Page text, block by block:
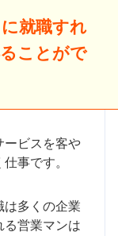
就職すれ
ことがで
ービスを客や
事です。
は多くの企業
る営業マンは